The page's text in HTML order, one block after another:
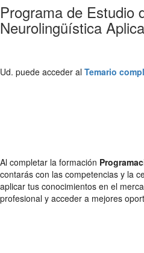
Programa de Estudio
Neurolingüística
Ud. puede acceder al Temario
Al completar la formación
contarás con las competencias y la
aplicar tus conocimientos en el
profesional y acceder a mejores